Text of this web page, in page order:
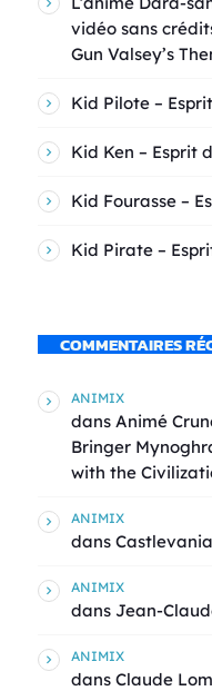
vidéo sans
Gun Valsey’s
Kid Pilote –
Kid Ken – Esprit
Kid Fourasse –
Kid Pirate –
COMMENTAIRES
ANIMIX
dans Animé
Bringer
with the
ANIMIX
dans
ANIMIX
dans Jean-
ANIMIX
dans Claude